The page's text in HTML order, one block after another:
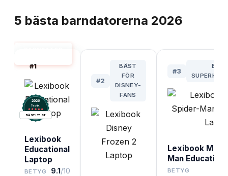
5 bästa barndatorerna 2026
#1
2026
Testix.
BÄST I TEST
Lexibook
Educational
Laptop
BETYG 9.1/10
#2
BÄST
FÖR
DISNEY-
FANS
#3
Lexibook
Man
BETYG